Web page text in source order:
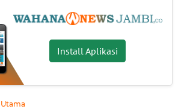
Install Aplikasi
Utama